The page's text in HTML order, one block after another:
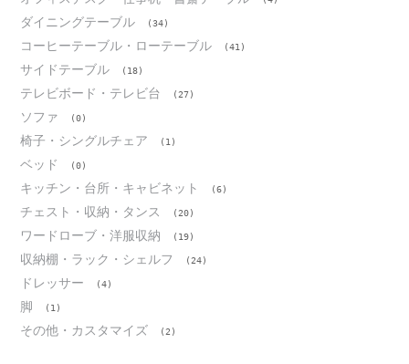
ダイニングテーブル (34)
コーヒーテーブル・ローテーブル (41)
サイドテーブル (18)
テレビボード・テレビ台 (27)
ソファ (0)
椅子・シングルチェア (1)
ベッド (0)
キッチン・台所・キャビネット (6)
チェスト・収納・タンス (20)
ワードローブ・洋服収納 (19)
収納棚・ラック・シェルフ (24)
ドレッサー (4)
脚 (1)
その他・カスタマイズ (2)